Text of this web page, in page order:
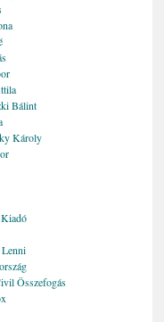
Bálint
Károly
Összefogás